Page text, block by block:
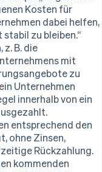
für KI
Kosten für
dabei helfen,
zu bleiben.“
B. die
mit
zu
Unternehmen
innerhalb von ein
entsprechend den
ohne Zinsen,
Rückzahlung.
kommenden